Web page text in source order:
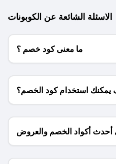
الاسئلة الشائعة عن الكوبونات
ما معنى كود خصم ؟
يمكنك استخدام كود الخصم؟
أكواد الخصم والعروض
للمتاجر؟